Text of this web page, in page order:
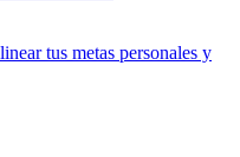
tus metas personales y